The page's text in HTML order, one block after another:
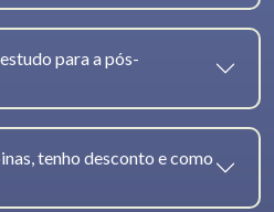
para a pós-
tenho desconto e como